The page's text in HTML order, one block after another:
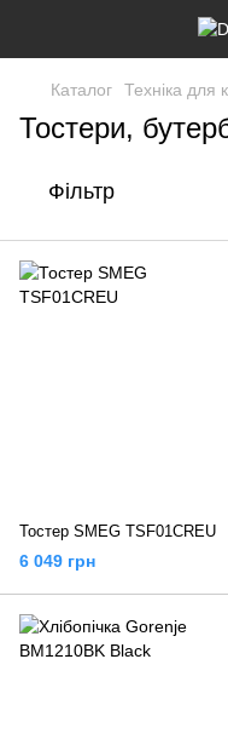
Каталог Техніка для
Тостери,
Фільтр
Тостер SMEG TSF01CREU
6 049 грн